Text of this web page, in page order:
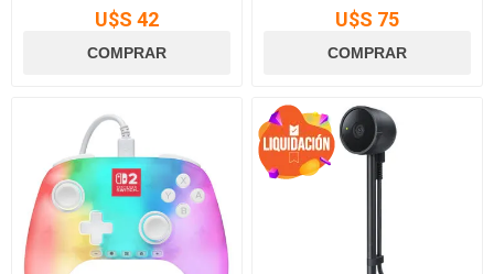
U$S 42 U$S 75